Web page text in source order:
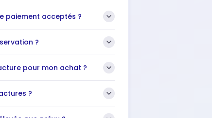
paiement acceptés ?
?
pour mon achat ?
?